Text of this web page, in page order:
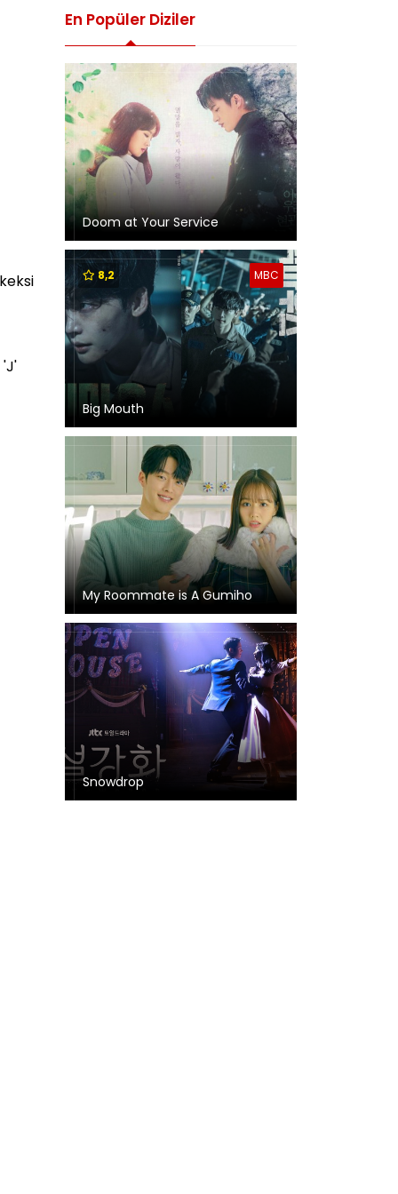
En Popüler Diziler
Doom at Your Service
MBC
8,2
Big Mouth
My Roommate is A Gumiho
Snowdrop